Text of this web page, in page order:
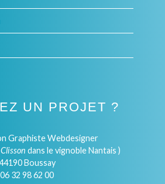
UN PROJET ?
Graphiste Webdesigner
dans le vignoble Nantais )
Boussay
06 32 98 62 00